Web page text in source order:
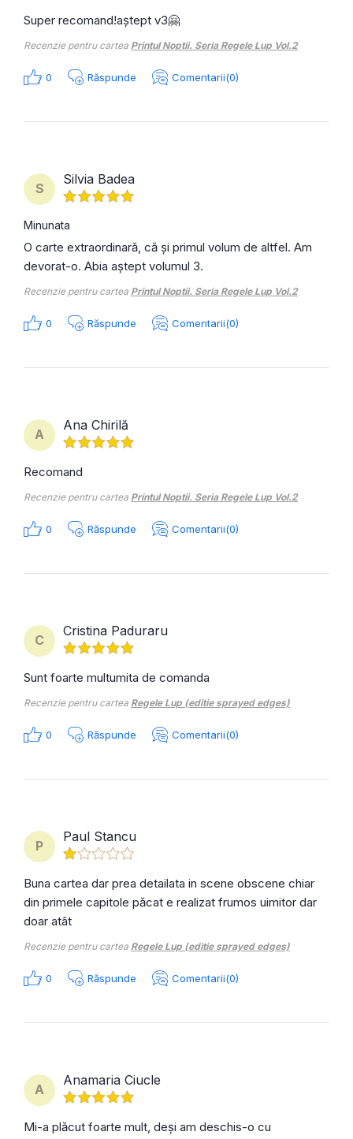
Super recomand!aștept v3🤗
Recenzie pentru cartea Printul Noptii. Seria Regele Lup Vol.2
0 Răspunde Comentarii(0)
S
Silvia Badea
Minunata
O carte extraordinară, că și primul volum de altfel. Am
devorat-o. Abia aștept volumul 3.
Recenzie pentru cartea Printul Noptii. Seria Regele Lup Vol.2
0 Răspunde Comentarii(0)
A
Ana Chirilă
Recomand
Recenzie pentru cartea Printul Noptii. Seria Regele Lup Vol.2
0 Răspunde Comentarii(0)
C
Cristina Paduraru
Sunt foarte multumita de comanda
Recenzie pentru cartea Regele Lup (editie sprayed edges)
0 Răspunde Comentarii(0)
P
Paul Stancu
Buna cartea dar prea detailata in scene obscene chiar
din primele capitole păcat e realizat frumos uimitor dar
doar atât
Recenzie pentru cartea Regele Lup (editie sprayed edges)
0 Răspunde Comentarii(0)
A
Anamaria Ciucle
Mi-a plăcut foarte mult, deși am deschis-o cu